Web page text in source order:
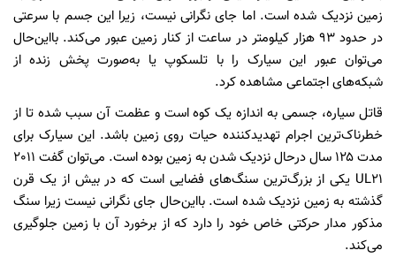
زمین نزدیک شده است. اما جای نگرانی نیست، زیرا این جسم با سرعتی
در حدود ۹۳ هزار کیلومتر در ساعت از کنار زمین عبور می‌کند. بااین‌حال
می‌توان عبور این سیارک را با تلسکوپ یا به‌صورت پخش زنده از
شبکه‌های اجتماعی مشاهده کرد.
قاتل سیاره، جسمی به اندازه یک کوه است و عظمت آن سبب شده تا از
خطرناک‌ترین اجرام تهدیدکننده حیات روی زمین باشد. این سیارک برای
مدت ۱۲۵ سال درحال نزدیک شدن به زمین بوده است. می‌توان گفت 2011
UL21 یکی از بزرگ‌ترین سنگ‌های فضایی است که در بیش از یک قرن
گذشته به زمین نزدیک شده است. بااین‌حال جای نگرانی نیست زیرا سنگ
مذکور مدار حرکتی خاص خود را دارد که از برخورد آن با زمین جلوگیری
می‌کند.